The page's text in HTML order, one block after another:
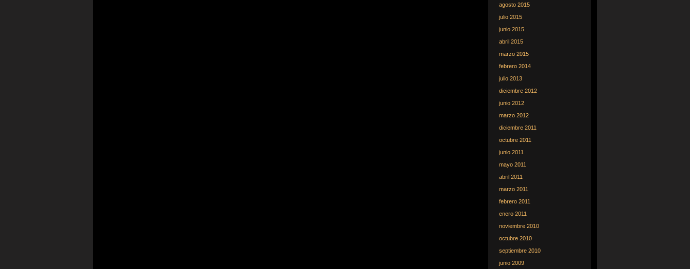
agosto 2015
julio 2015
junio 2015
abril 2015
marzo 2015
febrero 2014
julio 2013
diciembre 2012
junio 2012
marzo 2012
diciembre 2011
octubre 2011
junio 2011
mayo 2011
abril 2011
marzo 2011
febrero 2011
enero 2011
noviembre 2010
octubre 2010
septiembre 2010
junio 2009